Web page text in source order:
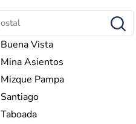
Buena Vista
Mina Asientos
Mizque Pampa
Santiago
Taboada